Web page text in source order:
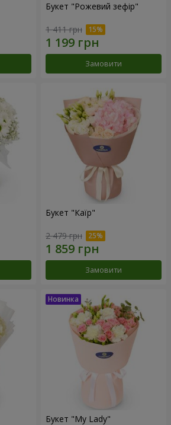
Букет "Рожевий зефір"
1 411 грн
Замовити
Букет "Каїр"
2 479 грн
Замовити
Букет "My Lady"